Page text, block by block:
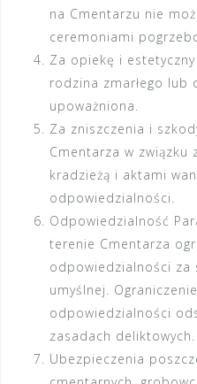
na Cmentarzu nie
ceremoniami
Za opiekę i
rodzina zmarłego lub
upoważniona.
Za zniszczenia i
Cmentarza w związku
kradzieżą i aktami
odpowiedzialności.
Odpowiedzialność
terenie Cmentarza
odpowiedzialności za
umyślnej.
odpowiedzialności
zasadach deliktowych.
Ubezpieczenia